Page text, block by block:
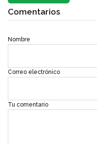
Comentarios
Nombre
Correo electrónico
Tu comentario